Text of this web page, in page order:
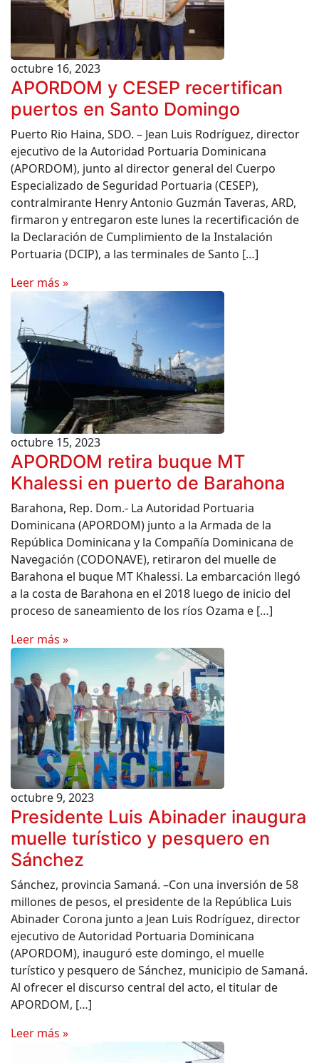
octubre 16, 2023
APORDOM y CESEP recertifican
puertos en Santo Domingo
Puerto Rio Haina, SDO. – Jean Luis Rodríguez, director
ejecutivo de la Autoridad Portuaria Dominicana
(APORDOM), junto al director general del Cuerpo
Especializado de Seguridad Portuaria (CESEP),
contralmirante Henry Antonio Guzmán Taveras, ARD,
firmaron y entregaron este lunes la recertificación de
la Declaración de Cumplimiento de la Instalación
Portuaria (DCIP), a las terminales de Santo […]
Leer más »
octubre 15, 2023
APORDOM retira buque MT
Khalessi en puerto de Barahona
Barahona, Rep. Dom.- La Autoridad Portuaria
Dominicana (APORDOM) junto a la Armada de la
República Dominicana y la Compañía Dominicana de
Navegación (CODONAVE), retiraron del muelle de
Barahona el buque MT Khalessi. La embarcación llegó
a la costa de Barahona en el 2018 luego de inicio del
proceso de saneamiento de los ríos Ozama e […]
Leer más »
octubre 9, 2023
Presidente Luis Abinader inaugura
muelle turístico y pesquero en
Sánchez
Sánchez, provincia Samaná. –Con una inversión de 58
millones de pesos, el presidente de la República Luis
Abinader Corona junto a Jean Luis Rodríguez, director
ejecutivo de Autoridad Portuaria Dominicana
(APORDOM), inauguró este domingo, el muelle
turístico y pesquero de Sánchez, municipio de Samaná.
Al ofrecer el discurso central del acto, el titular de
APORDOM, […]
Leer más »